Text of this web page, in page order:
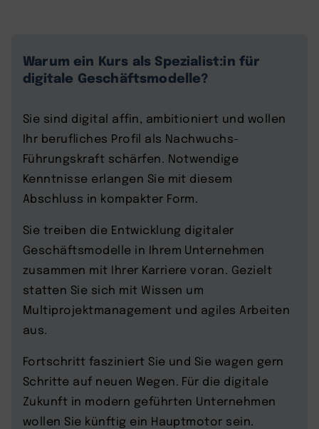
Warum ein Kurs als Spezialist:in für
digitale Geschäftsmodelle?
Sie sind digital affin, ambitioniert und wollen
Ihr berufliches Profil als Nachwuchs-
Führungskraft schärfen. Notwendige
Kenntnisse erlangen Sie mit diesem
Abschluss in kompakter Form.
Sie treiben die Entwicklung digitaler
Geschäftsmodelle in Ihrem Unternehmen
zusammen mit Ihrer Karriere voran. Gezielt
statten Sie sich mit Wissen um
Multiprojektmanagement und agiles Arbeiten
aus.
Fortschritt fasziniert Sie und Sie wagen gern
Schritte auf neuen Wegen. Für die digitale
Zukunft in modern geführten Unternehmen
wollen Sie künftig ein Hauptmotor sein.